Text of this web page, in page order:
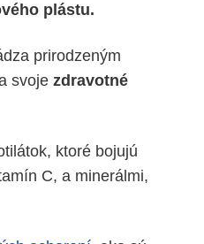
plástu.
prirodzeným
svoje zdravotné
ktoré bojujú
C, a minerálmi,